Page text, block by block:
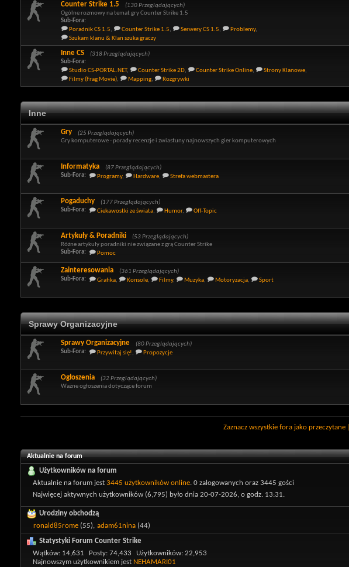
Counter Strike 1.5
(130 Przeglądających)
Ogólne rozmowy na temat gry Counter Strike 1.5
Sub-Fora:
Poradnik CS 1.5, Counter Strike 1.5, Serwery CS 1.5, Problemy,
Szukam klanu & Klan szuka graczy
Inne CS
(318 Przeglądających)
Sub-Fora:
Studio CS-PORTAL.NET, Counter Strike 2D, Counter Strike Online, Strony Klanowe,
Filmy (Frag Movie), Mapping, Rozgrywki
Inne
Gry
(25 Przeglądających)
Gry komputerowe - porady recenzje i zwiastuny najnowszych gier komputerowych
Informatyka
(87 Przeglądających)
Sub-Fora:
Programy, Hardware, Strefa webmastera
Pogaduchy
(177 Przeglądających)
Sub-Fora:
Ciekawostki ze świata, Humor, Off-Topic
Artykuły & Poradniki
(53 Przeglądających)
Różne artykuły poradniki nie związane z grą Counter Strike
Sub-Fora:
Pomoc
Zainteresowania
(361 Przeglądających)
Sub-Fora:
Grafika, Konsole, Filmy, Muzyka, Motoryzacja, Sport
Sprawy Organizacyjne
Sprawy Organizacyjne
(80 Przeglądających)
Sub-Fora:
Przywitaj się!, Propozycje
Ogłoszenia
(32 Przeglądających)
Ważne ogłoszenia dotyczące forum
Zaznacz wszystkie fora jako przeczytane|
Aktualnie na forum
Użytkowników na forum
Aktualnie na forum jest 3445 użytkowników online. 0 zalogowanych oraz 3445 gości
Najwięcej aktywnych użytkowników (6,795) było dnia 20-07-2026, o godz. 13:31.
Urodziny obchodzą
ronald85rome (55), adam61nina (44)
Statystyki Forum Counter Strike
Wątków 14,631 Posty 74,433 Użytkowników 22,953
Najnowszym użytkownikiem jest NEHAMARI01